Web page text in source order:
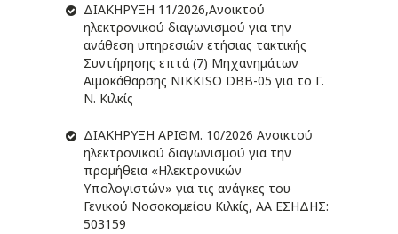
ΔIΑΚΗΡΥΞΗ 11/2026,Ανοικτού
ηλεκτρονικού διαγωνισμού για την
ανάθεση υπηρεσιών ετήσιας τακτικής
Συντήρησης επτά (7) Μηχανημάτων
Αιμοκάθαρσης NIKKISO DBB-05 για το Γ.
Ν. Κιλκίς
ΔIΑΚΗΡΥΞΗ ΑΡIΘΜ. 10/2026 Ανοικτού
ηλεκτρονικού διαγωνισμού για την
προμήθεια «Ηλεκτρονικών
Υπολογιστών» για τις ανάγκες του
Γενικού Νοσοκομείου Κιλκίς, ΑΑ ΕΣΗΔΗΣ:
503159